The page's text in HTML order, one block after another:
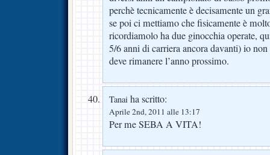
perchè tecnicamente è decisamente un
se poi ci mettiamo che fisicamente è
ricordiamolo ha due ginocchia operate,
5/6 anni di carriera ancora davanti) io
deve rimanere l’anno prossimo.
Tanai ha scritto:
Aprile 2nd, 2011 alle 13:17
Per me SEBA A VITA!